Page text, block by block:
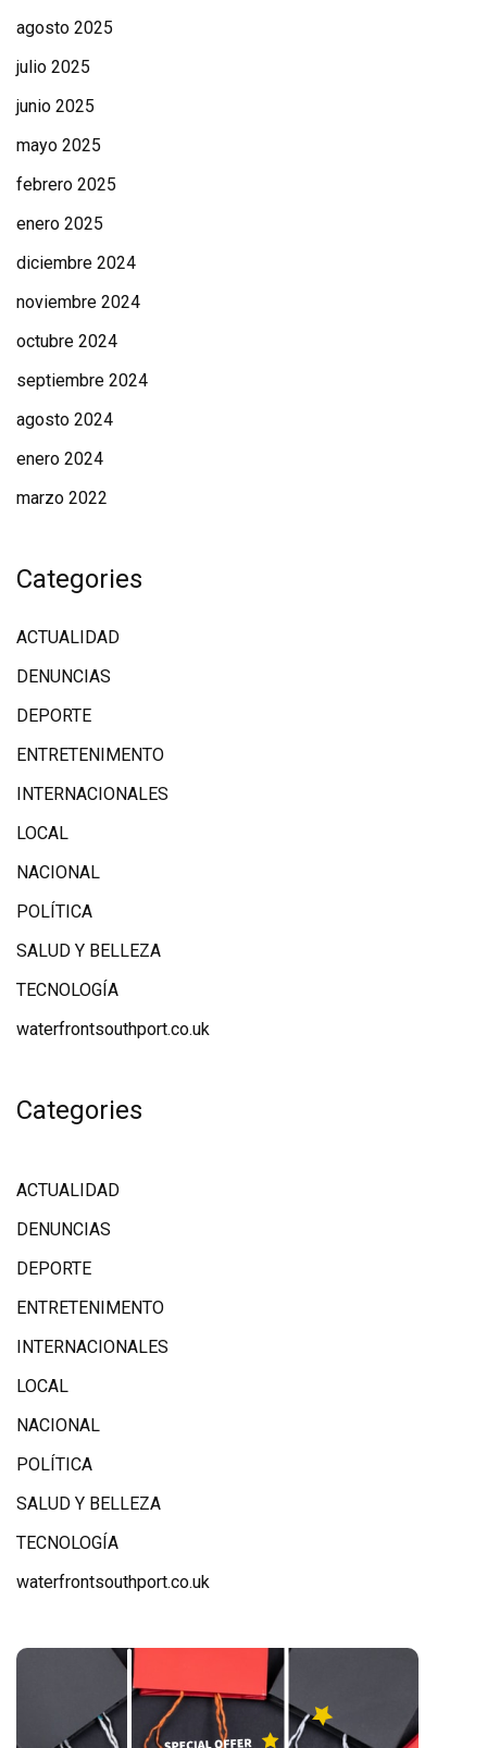
agosto 2025
julio 2025
junio 2025
mayo 2025
febrero 2025
enero 2025
diciembre 2024
noviembre 2024
octubre 2024
septiembre 2024
agosto 2024
enero 2024
marzo 2022
Categories
ACTUALIDAD
DENUNCIAS
DEPORTE
ENTRETENIMENTO
INTERNACIONALES
LOCAL
NACIONAL
POLÍTICA
SALUD Y BELLEZA
TECNOLOGÍA
waterfrontsouthport.co.uk
Categories
ACTUALIDAD
DENUNCIAS
DEPORTE
ENTRETENIMENTO
INTERNACIONALES
LOCAL
NACIONAL
POLÍTICA
SALUD Y BELLEZA
TECNOLOGÍA
waterfrontsouthport.co.uk